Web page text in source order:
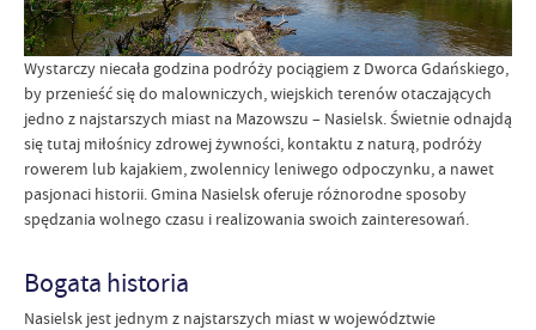
Wystarczy niecała godzina podróży pociągiem z Dworca Gdańskiego,
by przenieść się do malowniczych, wiejskich terenów otaczających
jedno z najstarszych miast na Mazowszu – Nasielsk. Świetnie odnajdą
się tutaj miłośnicy zdrowej żywności, kontaktu z naturą, podróży
rowerem lub kajakiem, zwolennicy leniwego odpoczynku, a nawet
pasjonaci historii. Gmina Nasielsk oferuje różnorodne sposoby
spędzania wolnego czasu i realizowania swoich zainteresowań.
Bogata historia
Nasielsk jest jednym z najstarszych miast w województwie